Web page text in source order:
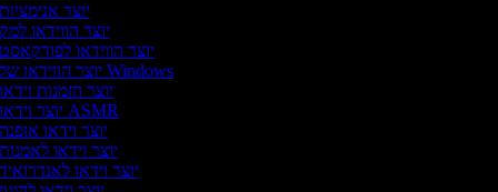
יוצר
יוצר הווידאו
יוצר הווידאו
יוצר הווידאו של Windows
יוצר הזמנות
יוצר וידאו ASMR
יוצר וידאו
יוצר וידאו
יוצר וידאו